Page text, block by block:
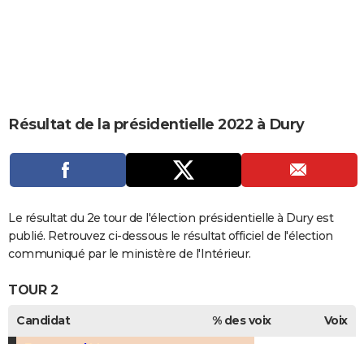
CARTE DE VOEUX
DICTIONNAIRE
Dictionnaire
Biographies
Expressions
Proverbes
PROGRAMME TV
COPAINS D'AVANT
Se connecter
Collèges
Universités
Entreprises
Service militaire
Avis de recherche
AVIS DE DÉCÈS
FORUM
Bricolage
Culture
Television
Voyage
Résultat de la présidentielle 2022 à Dury
Le résultat du 2e tour de l'élection présidentielle à Dury est
publié. Retrouvez ci-dessous le résultat officiel de l'élection
communiqué par le ministère de l'Intérieur.
TOUR 2
Candidat % des voix
Voix